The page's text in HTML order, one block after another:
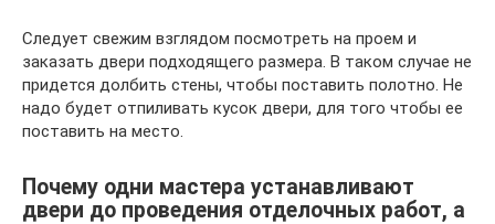
Следует свежим взглядом посмотреть на проем и
заказать двери подходящего размера. В таком случае не
придется долбить стены, чтобы поставить полотно. Не
надо будет отпиливать кусок двери, для того чтобы ее
поставить на место.
Почему одни мастера устанавливают
двери до проведения отделочных работ, а